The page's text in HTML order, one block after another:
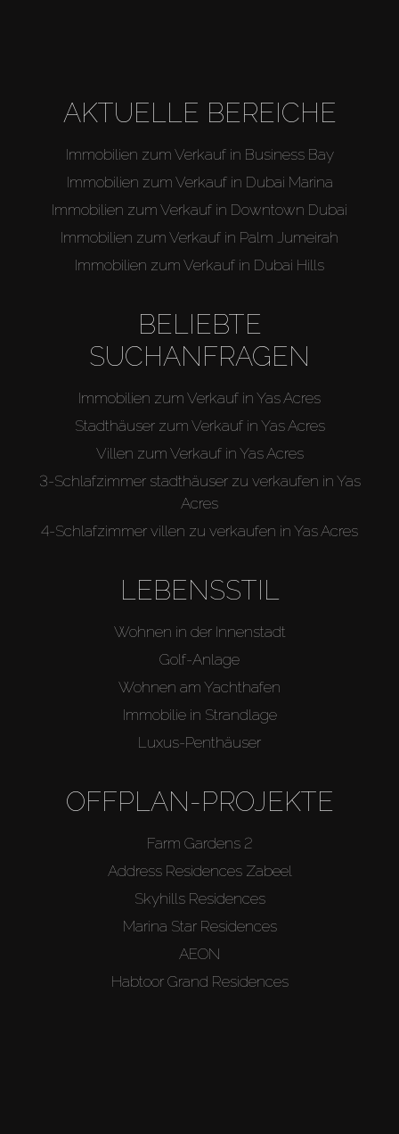
AKTUELLE BEREICHE
Immobilien zum Verkauf in Business Bay
Immobilien zum Verkauf in Dubai Marina
Immobilien zum Verkauf in Downtown Dubai
Immobilien zum Verkauf in Palm Jumeirah
Immobilien zum Verkauf in Dubai Hills
BELIEBTE
SUCHANFRAGEN
Immobilien zum Verkauf in Yas Acres
Stadthäuser zum Verkauf in Yas Acres
Villen zum Verkauf in Yas Acres
3-Schlafzimmer stadthäuser zu verkaufen in Yas
Acres
4-Schlafzimmer villen zu verkaufen in Yas Acres
LEBENSSTIL
Wohnen in der Innenstadt
Golf-Anlage
Wohnen am Yachthafen
Immobilie in Strandlage
Luxus-Penthäuser
OFFPLAN-PROJEKTE
Farm Gardens 2
Address Residences Zabeel
Skyhills Residences
Marina Star Residences
AEON
Habtoor Grand Residences